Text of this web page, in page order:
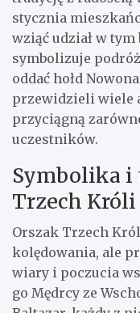
stycznia
wziąć udział w
symbolizuje
oddać hołd
przewidzieli wiele
przyciągną
uczestników.
Symbolika i
Trzech Króli
Orszak Trzech
kolędowania, ale
wiary i poczucia
go Mędrcy ze